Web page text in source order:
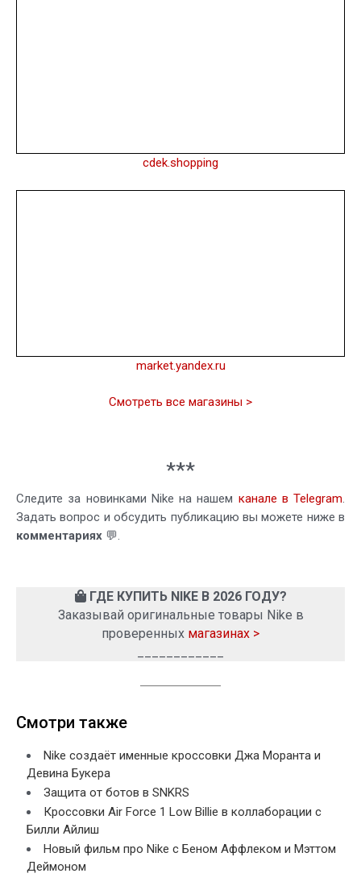
cdek.shopping
market.yandex.ru
Смотреть все магазины >
***
Следите за новинками Nike на нашем канале в Telegram.
Задать вопрос и обсудить публикацию вы можете ниже в
комментариях 💬.
ГДЕ КУПИТЬ NIKE В 2026 ГОДУ?
Заказывай оригинальные товары Nike в
проверенных магазинах >
Смотри также
Nike создаёт именные кроссовки Джа Моранта и
Девина Букера
Защита от ботов в SNKRS
Кроссовки Air Force 1 Low Billie в коллаборации с
Билли Айлиш
Новый фильм про Nike с Беном Аффлеком и Мэттом
Деймоном